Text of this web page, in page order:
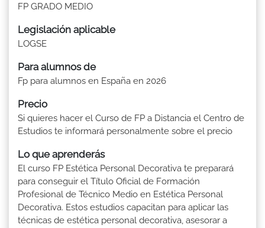
FP GRADO MEDIO
Legislación aplicable
LOGSE
Para alumnos de
Fp para alumnos en España en 2026
Precio
Si quieres hacer el Curso de FP a Distancia el Centro de
Estudios te informará personalmente sobre el precio
Lo que aprenderás
El curso FP Estética Personal Decorativa te preparará
para conseguir el Título Oficial de Formación
Profesional de Técnico Medio en Estética Personal
Decorativa. Estos estudios capacitan para aplicar las
técnicas de estética personal decorativa, asesorar a